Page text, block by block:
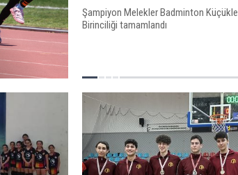
Şampiyon Melekler Badminton Küçükler
Birinciliği tamamlandı